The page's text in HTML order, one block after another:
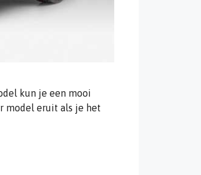
kun je een mooi
model eruit als je het